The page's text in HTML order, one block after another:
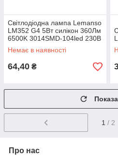
Світлодіодна лампа Lemanso
LM352 G4 5Вт силікон 360Лм
6500K 3014SMD-104led 230В
Немає в наявності
64,40 ₴
1 / 2
Про нас